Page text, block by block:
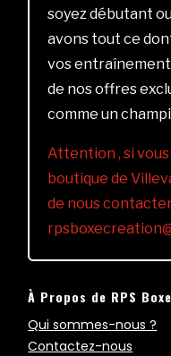
soyez débutant
avons tout ce
vos
de nos offres
comme un
Attention , si
boutique de
de nous
À Propos de RPS Boxe
Qui sommes-nous ?
Contactez-nous